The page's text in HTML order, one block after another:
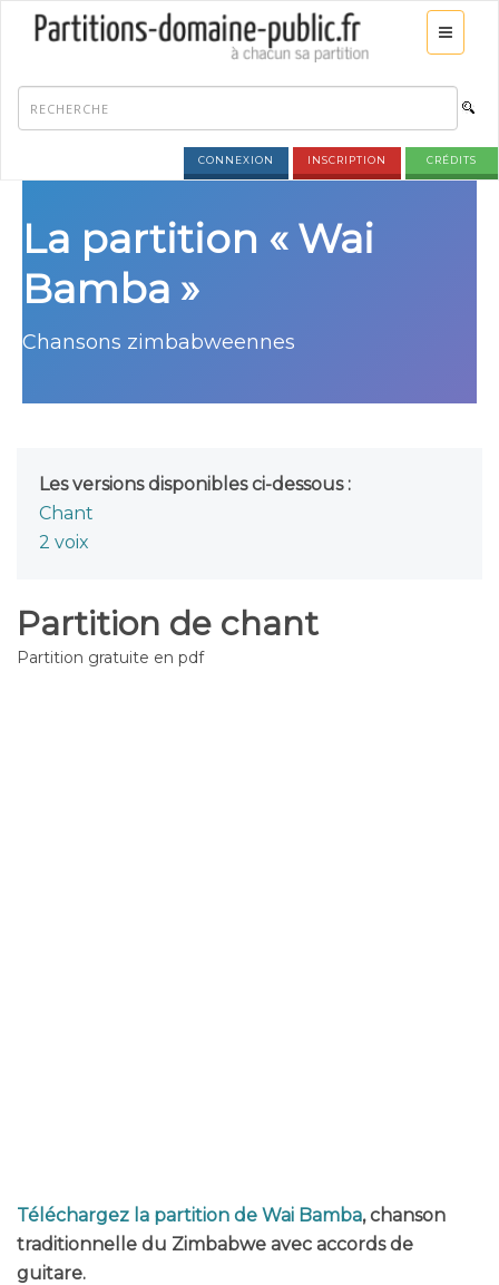
CONNEXION INSCRIPTION CRÉDITS
La partition « Wai
Bamba »
Chansons zimbabweennes
Les versions disponibles ci-dessous :
Chant
2 voix
Partition de chant
Partition gratuite en pdf
Téléchargez la partition de Wai Bamba, chanson
traditionnelle du Zimbabwe avec accords de
guitare.